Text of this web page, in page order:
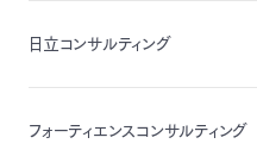
日立コンサルティング
フォーティエンスコンサルティング